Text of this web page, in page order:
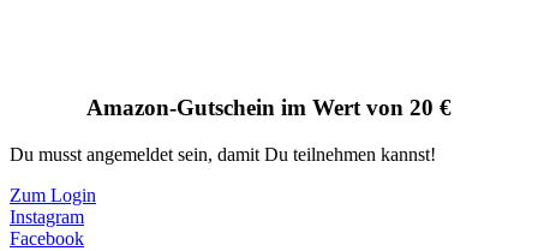
Amazon-Gutschein im Wert von 20 €
Du musst angemeldet sein, damit Du teilnehmen kannst!
Zum Login
Instagram
Facebook